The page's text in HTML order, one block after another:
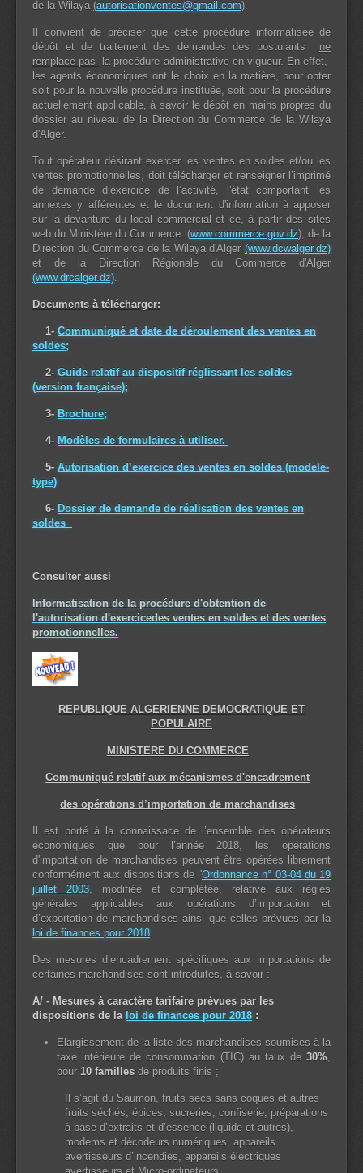
de la Wilaya (autorisationventes@gmail.com).
Il convient de préciser que cette procédure informatisée de
dépôt et de traitement des demandes des postulants ne
remplace pas
la procédure administrative en vigueur. En effet,
les agents économiques ont le choix en la matière, pour opter
soit pour la nouvelle procédure instituée, soit pour la procédure
actuellement applicable, à savoir le dépôt en mains propres du
dossier au niveau de la Direction du Commerce de la Wilaya
d'Alger.
Tout opérateur désirant exercer les ventes en soldes et/ou les
ventes promotionnelles, doit télécharger et renseigner l’imprimé
de demande d’exercice de l’activité, l'état comportant les
annexes y afférentes et le document d'information à apposer
sur la devanture du local commercial et ce, à partir des sites
web du Ministère du Commerce (www.commerce.gov.dz), de la
Direction du Commerce de la Wilaya d'Alger (www.dcwalger.dz)
et de la Direction Régionale du Commerce d'Alger
(www.drcalger.dz).
Documents à télécharger:
1- Communiqué et date de déroulement des ventes en
soldes;
2- Guide relatif au dispositif réglissant les soldes
(version française);
3- Brochure;
4- Modèles de formulaires à utiliser.
5- Autorisation d’exercice des ventes en soldes (modele-
type)
6- Dossier de demande de réalisation des ventes en
soldes
Consulter aussi
Informatisation de la procédure d'obtention de
l'autorisation d'exercicedes ventes en soldes et des ventes
promotionnelles.
REPUBLIQUE ALGERIENNE DEMOCRATIQUE ET
POPULAIRE
MINISTERE DU COMMERCE
Communiqué relatif aux mécanismes d'encadrement
des opérations d’importation de marchandises
Il est porté à la connaissace de l’ensemble des opérateurs
économiques que pour l’année 2018, les opérations
d'importation de marchandises peuvent être opérées librement
conformément aux dispositions de l'Ordonnance n° 03-04 du 19
juillet 2003, modifiée et complétée, relative aux règles
générales applicables aux opérations d’importation et
d’exportation de marchandises ainsi que celles prévues par la
loi de finances pour 2018.
Des mesures d’encadrement spécifiques aux importations de
certaines marchandises sont introduites, à savoir :
A/ - Mesures à caractère tarifaire prévues par les
dispositions de la loi de finances pour 2018 :
Elargissement de la liste des marchandises soumises à la
taxe intérieure de consommation (TIC) au taux de30%,
pour 10 familles de produits finis ;
Il s’agit du Saumon, fruits secs sans coques et autres
fruits séchés, épices, sucreries, confiserie, préparations
à base d’extraits et d’essence (liquide et autres),
modems et décodeurs numériques, appareils
avertisseurs d’incendies, appareils électriques